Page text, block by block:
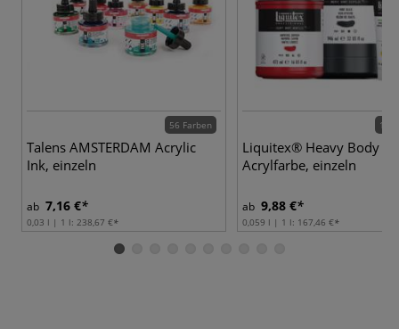
56 Farben
Talens AMSTERDAM Acrylic
Ink, einzeln
ab 7,16 €
0,03 l | 1 l: 238,67 €
116
Liquitex® Heavy Body
Acrylfarbe, einzeln
ab 9,88 €
0,059 l | 1 l: 167,46 €